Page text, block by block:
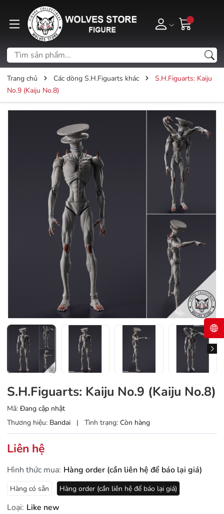
Trang chủ Các dòng S.H.Figuarts khác
S.H.Figuarts: Kaiju
No.9 (Kaiju No.8)
S.H.Figuarts: Kaiju No.9 (Kaiju No.8)
Mã: Đang cập nhật
Thương hiệu: Bandai | Tình trạng: Còn hàng
Liên hệ
Hình thức mua: Hàng order (cần liên hệ để báo lại giá)
Hàng có sẵn Hàng order (cần liên hệ để báo lại giá)
Loại: Like new